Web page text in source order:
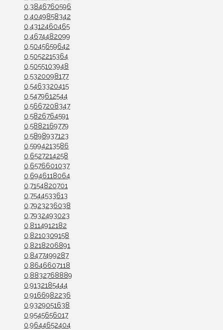
0,3846760596
0,4049858342
0,4312460465
0,4674482099
0,5045659642
0,5052215364
0,5055103948
0,5320098177
0,5463320415
0,5479612544
0,5667208347
0,5826764591
0,5882169779
0,5898937123
0,5994213586
0,6527214258
0,6576601037
0,6946118064
0,7154820701
0,7544533613
0,7923236038
0,7932493023
0,8114912182
0,8210309158
0,8218206891
0,8477499287
0,8646607118
0,8832768889
0,9132185444
0,9166982236
0,9329051638
0,9545656017
0,9644652404